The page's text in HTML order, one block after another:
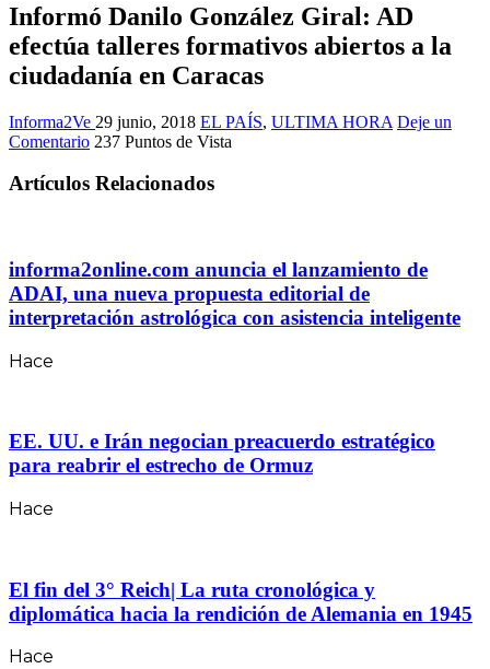
Informó Danilo González Giral: AD
efectúa talleres formativos abiertos a la
ciudadanía en Caracas
Informa2Ve 29 junio, 2018 EL PAÍS, ULTIMA HORA Deje un
Comentario 237 Puntos de Vista
Artículos Relacionados
informa2online.com anuncia el lanzamiento de
ADAI, una nueva propuesta editorial de
interpretación astrológica con asistencia inteligente
Hace
EE. UU. e Irán negocian preacuerdo estratégico
para reabrir el estrecho de Ormuz
Hace
El fin del 3° Reich| La ruta cronológica y
diplomática hacia la rendición de Alemania en 1945
Hace